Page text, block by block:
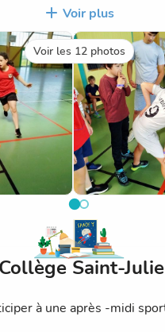
vipère, béret.
grand terrain de foot a
mais on peut tout
durant cette
Voir plus
Voir les 12 photos
Saint-
à une après -midi